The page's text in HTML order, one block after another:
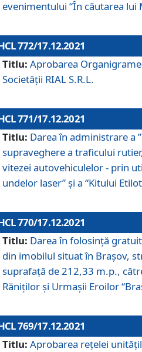
evenimentului “În căutarea lui
772/17.12.2021
Titlu: Aprobarea
Societăţii RIAL S.R.L.
771/17.12.2021
Titlu: Darea în administrare a
supraveghere a traficului
vitezei autovehiculelor - prin
undelor laser” și a “Kitului
770/17.12.2021
Titlu: Darea în folosinţă
din imobilul situat în Braşov,
suprafaţă de 212,33 m.p.,
Răniţilor şi Urmaşii Eroilor
769/17.12.2021
Titlu: Aprobarea reţelei